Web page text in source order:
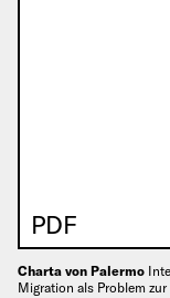
PDF
Charta von Palermo
Migration als Problem